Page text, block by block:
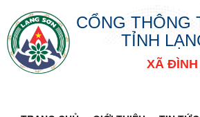
CỔNG THÔNG
TỈNH
XÃ